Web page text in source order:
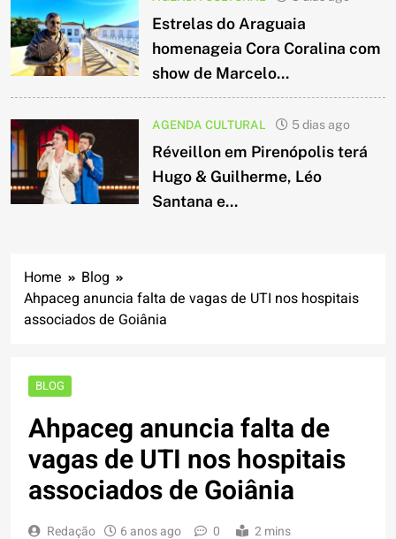
Estrelas do Araguaia
homenageia Cora Coralina com
show de Marcelo...
AGENDA CULTURAL 5 dias ago
Réveillon em Pirenópolis terá
Hugo & Guilherme, Léo
Santana e...
Home
Blog
Ahpaceg anuncia falta de vagas de UTI nos hospitais
associados de Goiânia
BLOG
Ahpaceg anuncia falta de
vagas de UTI nos hospitais
associados de Goiânia
Redação 6 anos ago 0 2 mins